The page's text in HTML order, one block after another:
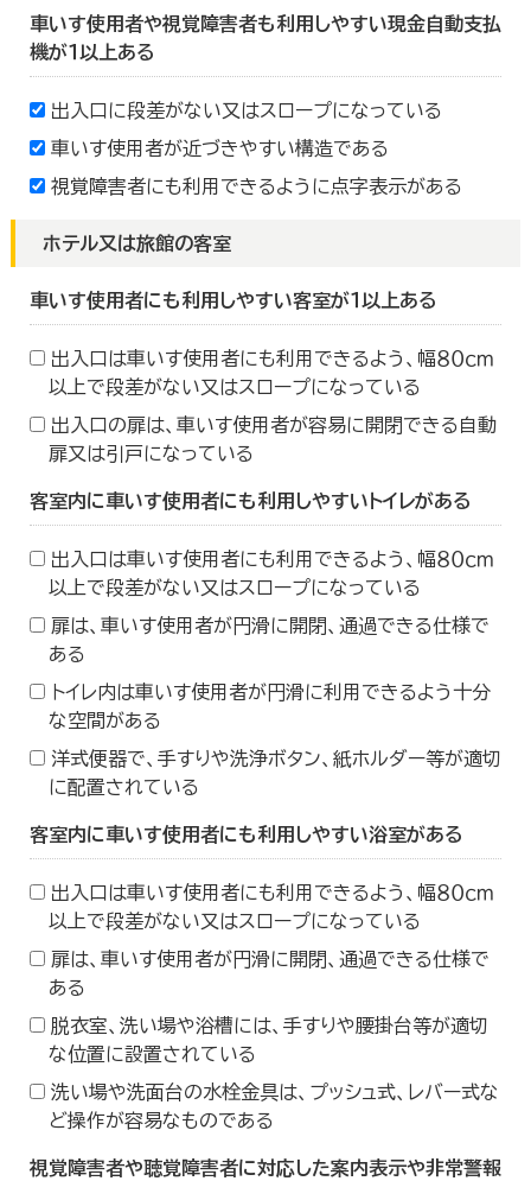
車いす使用者や視覚障害者も利用しやすい現金自動支払
機が１以上ある
出入口に段差がない又はスロープになっている
車いす使用者が近づきやすい構造である
視覚障害者にも利用できるように点字表示がある
ホテル又は旅館の客室
車いす使用者にも利用しやすい客室が１以上ある
出入口は車いす使用者にも利用できるよう、幅８０ｃｍ
以上で段差がない又はスロープになっている
出入口の扉は、車いす使用者が容易に開閉できる自動
扉又は引戸になっている
客室内に車いす使用者にも利用しやすいトイレがある
出入口は車いす使用者にも利用できるよう、幅８０ｃｍ
以上で段差がない又はスロープになっている
扉は、車いす使用者が円滑に開閉、通過できる仕様で
ある
トイレ内は車いす使用者が円滑に利用できるよう十分
な空間がある
洋式便器で、手すりや洗浄ボタン、紙ホルダー等が適切
に配置されている
客室内に車いす使用者にも利用しやすい浴室がある
出入口は車いす使用者にも利用できるよう、幅８０ｃｍ
以上で段差がない又はスロープになっている
扉は、車いす使用者が円滑に開閉、通過できる仕様で
ある
脱衣室、洗い場や浴槽には、手すりや腰掛台等が適切
な位置に設置されている
洗い場や洗面台の水栓金具は、プッシュ式、レバー式な
ど操作が容易なものである
視覚障害者や聴覚障害者に対応した案内表示や非常警報